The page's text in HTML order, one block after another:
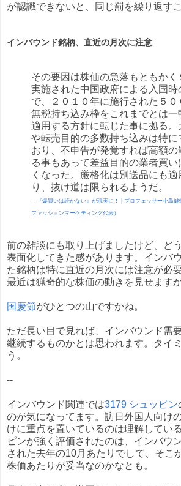
が認識できないと、同じ罰を繰り返す
インバウンド銘柄、直近の月次に注意
その要因は株価の急落もともかく
実施された中国政府による入国時
で、２０１０年に施行された５
無税持ち込み枠をこれまでとは一
適用する方針に転じた事に拠る。
や転売目的の多数持ち込みは特に
おり、不申告が発覚すれば高額
る事もあって差益目的の業者買い
くなった。厳格化は別送品にも適
り、抜け道は限られるようだ。
--
『爆買いは続かない』が現実に！ | プロフェッサー小島
ファッションマーケティング代表）
前の雑談にも取り上げましたけど、ど
表面化してきた感があります。インバ
た銘柄は特に直近の月次には注意が必
最近は猟奇的な株価の動きを見せますか
国慶節がひとつの山ですかね。
ただ長い目で見れば、インバウンド需
継続するものかとは思われます。タイ
う。
--
インバウンド関連では3179 シュッピン
のが気になってます。訪日外国人向け
けに重点を置いているのは理解してい
ピンが強く評価されたのは、インバウ
された去年の10月あたりでして、そこ
株価あたりが妥当なのかなとも。